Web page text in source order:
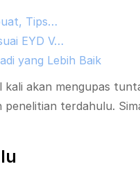
Tips…
EYD V…
yang Lebih Baik
kali akan mengupas
terdahulu.